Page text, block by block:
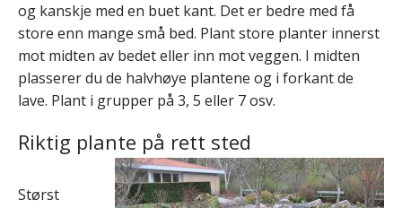
og kanskje med en buet kant. Det er bedre med få
store enn mange små bed. Plant store planter innerst
mot midten av bedet eller inn mot veggen. I midten
plasserer du de halvhøye plantene og i forkant de
lave. Plant i grupper på 3, 5 eller 7 osv.
Riktig plante på rett sted
Størst